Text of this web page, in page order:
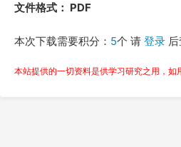
文件格式： PDF
本次下载需要积分： 5个 请 登录
本站提供的一切资料是供学习研究之用，如